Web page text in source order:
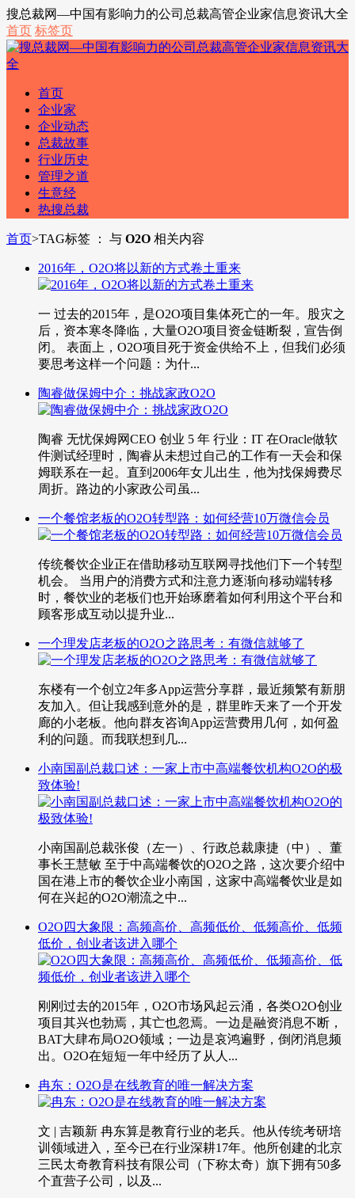
搜总裁网—中国有影响力的公司总裁高管企业家信息资讯大全
首页 标签页
首页
企业家
企业动态
总裁故事
行业历史
管理之道
生意经
热搜总裁
首页>TAG标签 ： 与 O2O 相关内容
2016年，O2O将以新的方式卷土重来
一 过去的2015年，是O2O项目集体死亡的一年。股灾之
后，资本寒冬降临，大量O2O项目资金链断裂，宣告倒
闭。 表面上，O2O项目死于资金供给不上，但我们必须
要思考这样一个问题：为什...
陶睿做保姆中介：挑战家政O2O
陶睿 无忧保姆网CEO 创业 5 年 行业：IT 在Oracle做软
件测试经理时，陶睿从未想过自己的工作有一天会和保
姆联系在一起。直到2006年女儿出生，他为找保姆费尽
周折。路边的小家政公司虽...
一个餐馆老板的O2O转型路：如何经营10万微信会员
传统餐饮企业正在借助移动互联网寻找他们下一个转型
机会。 当用户的消费方式和注意力逐渐向移动端转移
时，餐饮业的老板们也开始琢磨着如何利用这个平台和
顾客形成互动以提升业...
一个理发店老板的O2O之路思考：有微信就够了
东楼有一个创立2年多App运营分享群，最近频繁有新朋
友加入。但让我感到意外的是，群里昨天来了一个开发
廊的小老板。他向群友咨询App运营费用几何，如何盈
利的问题。而我联想到几...
小南国副总裁口述：一家上市中高端餐饮机构O2O的极
致体验!
小南国副总裁张俊（左一）、行政总裁康捷（中）、董
事长王慧敏 至于中高端餐饮的O2O之路，这次要介绍中
国在港上市的餐饮企业小南国，这家中高端餐饮业是如
何在兴起的O2O潮流之中...
O2O四大象限：高频高价、高频低价、低频高价、低频
低价，创业者该进入哪个
刚刚过去的2015年，O2O市场风起云涌，各类O2O创业
项目其兴也勃焉，其亡也忽焉。一边是融资消息不断，
BAT大肆布局O2O领域；一边是哀鸿遍野，倒闭消息频
出。O2O在短短一年中经历了从人...
冉东：O2O是在线教育的唯一解决方案
文 | 吉颖新 冉东算是教育行业的老兵。他从传统考研培
训领域进入，至今已在行业深耕17年。他所创建的北京
三民太奇教育科技有限公司（下称太奇）旗下拥有50多
个直营子公司，以及...